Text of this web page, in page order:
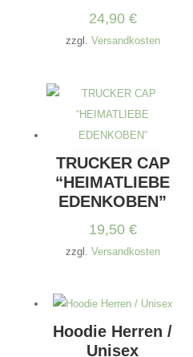
24,90 €
zzgl. Versandkosten
TRUCKER CAP
“HEIMATLIEBE
EDENKOBEN”
19,50 €
zzgl. Versandkosten
Hoodie Herren /
Unisex